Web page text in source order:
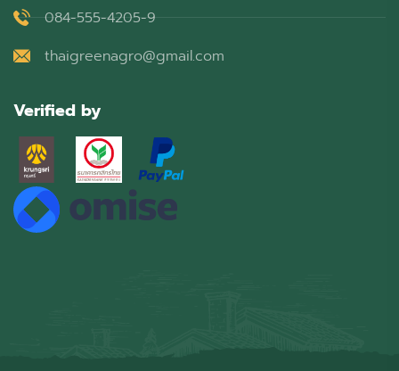
084-555-4205-9
thaigreenagro@gmail.com
Verified by